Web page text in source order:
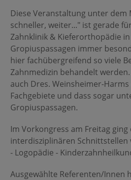
Diese Veranstaltung unter dem
schneller, weiter..." ist gerade
Zahnklinik & Kieferorthopädie
Gropiuspassagen immer
hier fachübergreifend so viele
Zahnmedizin behandelt
auch Dres. Weinsheimer-
Fachgebiete und dass sogar
Gropiuspassagen.
Im Vorkongress am Freitag ging
interdisziplinären
- Logopädie -
Ausgewählte Referenten/Innen